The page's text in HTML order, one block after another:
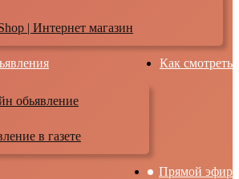
| Интернет магазин
обьявление
в газете
Как смотреть
Прямой эфир